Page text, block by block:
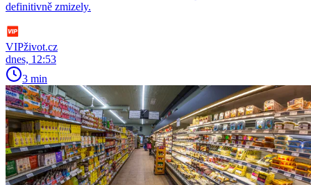
definitivně zmizely.
VIPživot.cz
dnes, 12:53
3 min